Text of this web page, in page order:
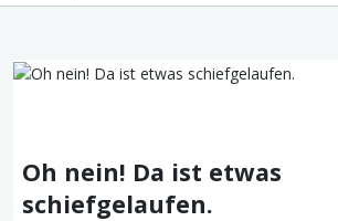
Oh nein! Da ist etwas
schiefgelaufen.